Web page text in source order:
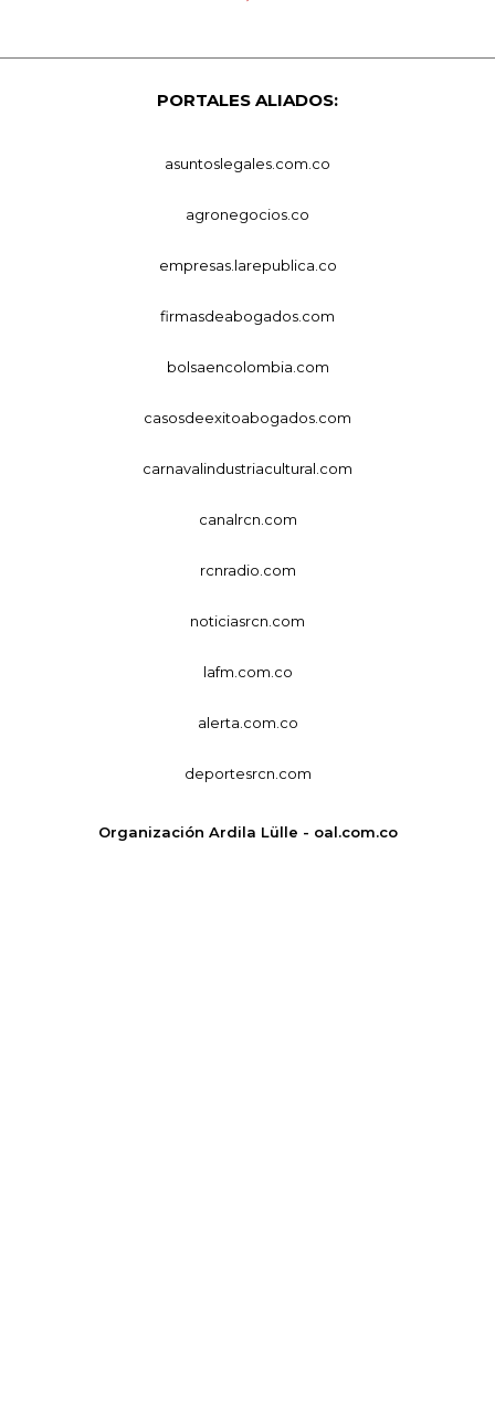
PORTALES ALIADOS:
asuntoslegales.com.co
agronegocios.co
empresas.larepublica.co
firmasdeabogados.com
bolsaencolombia.com
casosdeexitoabogados.com
carnavalindustriacultural.com
canalrcn.com
rcnradio.com
noticiasrcn.com
lafm.com.co
alerta.com.co
deportesrcn.com
Organización Ardila Lülle - oal.com.co